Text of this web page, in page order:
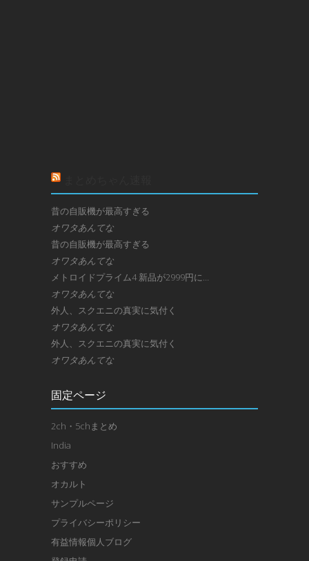
昔の自販機が最高すぎる
オワタあんてな
昔の自販機が最高すぎる
オワタあんてな
メトロイドプライム4 新品が2999円に…
オワタあんてな
外人、スクエニの真実に気付く
オワタあんてな
外人、スクエニの真実に気付く
オワタあんてな
固定ページ
2ch・5chまとめ
India
おすすめ
オカルト
サンプルページ
プライバシーポリシー
有益情報個人ブログ